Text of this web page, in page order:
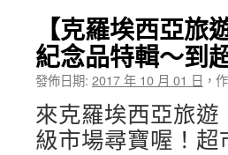
【克羅埃西亞
紀念品特輯～到
發佈日期: 2017 年 10 月 01 日 ，
來克羅埃西亞旅
級市場尋寶喔！